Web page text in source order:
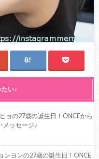
い♪
ョの27歳の誕生日！ONCEから
メッセージ♪
ンヨンの27歳の誕生日！ONCE